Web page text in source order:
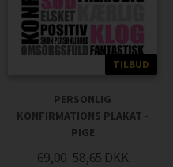
TILBUD
PERSONLIG
KONFIRMATIONS PLAKAT -
PIGE
69,00 58,65 DKK